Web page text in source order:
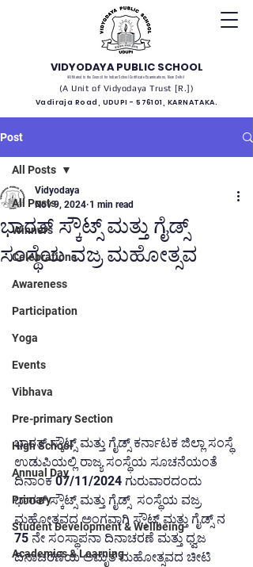
VIDYODAYA PUBLIC SCHOOL
(Affiliated to the Council for Indian School Certificate Examinations, New Delhi)
(A Unit of Vidyodaya Trust [R.])
Vadiraja Road, UDUPI - 576101, KARNATAKA.
Post
All Posts
Winners
Celebrations
Awareness
Participation
Yoga
Events
Vibhava
Pre-primary Section
High School
Annual Day
Primary
Student Development & Wellbeing
Academics & Learning
All Posts
ಭಾರತ್ ಸ್ಕೌಟ್ಸ್ ಮತ್ತು ಗೈಡ್ಸ್
ಸಂಸ್ಥೆಯ ವಜ್ರ ಮಹೋತ್ಸವ
Vidyodaya
Nov 9, 2024 1 min read
ಭಾರತ್ ಸ್ಕೌಟ್ಸ್ ಮತ್ತು ಗೈಡ್ಸ್ ಕರ್ನಾಟಕ ಜಿಲ್ಲಾ ಸಂಸ್ಥೆ
ಉಡುಪಿಯಲ್ಲಿ ರಾಜ್ಯ ಸಂಸ್ಥೆಯ ಸೂಚನೆಯಂತೆ
ದಿನಾಂಕ 07/11/2024 ಗುರುವಾರದಂದು
ಭಾರತ್ ಸ್ಕೌಟ್ಸ್ ಮತ್ತು ಗೈಡ್ಸ್  ಸಂಸ್ಥೆಯ ವಜ್ರ
ಮಹೋತ್ಸವದ ಅಂಗವಾಗಿ ಸ್ಕೌಟ್ಸ್ ಮತ್ತು ಗೈಡ್ಸ್ ನ
75 ನೇ ಸಂಸ್ಥಾಪನಾ ದಿನಾಚರಣೆ ಮತ್ತು ಧ್ವಜ
ದಿನಾಚರಣೆಯ ಅಮೃತ ಮಹೋತ್ಸವದ ಚೀಟಿ